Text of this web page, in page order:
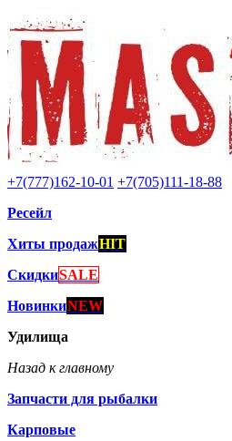
+7(777)162-10-01 +7(705)111-18-88
Ресейл
Хиты продажHIT
СкидкиSALE
НовинкиNEW
Удилища
Назад к главному
Запчасти для рыбалки
Карповые